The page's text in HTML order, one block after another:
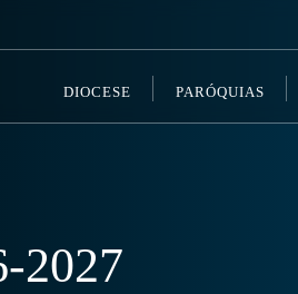
DIOCESE PARÓQUIAS
2027